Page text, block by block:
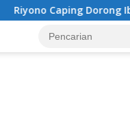
Dorong Ibu-Ibu